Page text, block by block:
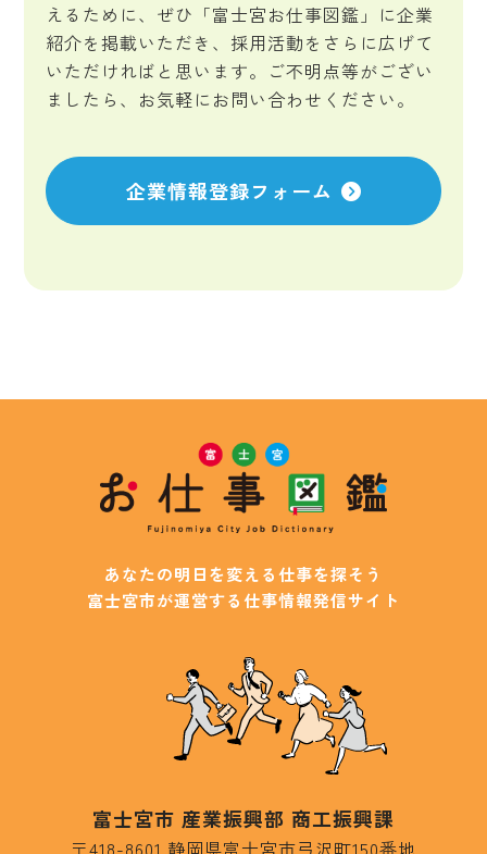
えるために、ぜひ「富士宮お仕事図鑑」に企業
紹介を掲載いただき、採用活動をさらに広げて
いただければと思います。ご不明点等がござい
ましたら、お気軽にお問い合わせください。
企業情報登録フォーム
あなたの明日を変える仕事を探そう
富士宮市が運営する仕事情報発信サイト
富士宮市 産業振興部 商工振興課